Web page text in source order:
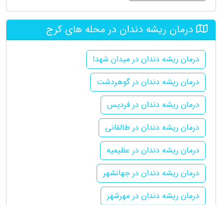
درمان ریشه دندان در محله های کرج
درمان ریشه دندان در میدان شهدا
درمان ریشه دندان در گوهردشت
درمان ریشه دندان در فردیس
درمان ریشه دندان در طالقانی
درمان ریشه دندان در عظیمیه
درمان ریشه دندان در جهانشهر
درمان ریشه دندان در مهرشهر